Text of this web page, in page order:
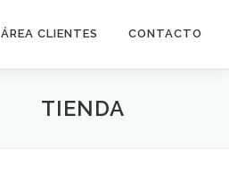
ÁREA CLIENTES CONTACTO
TIENDA